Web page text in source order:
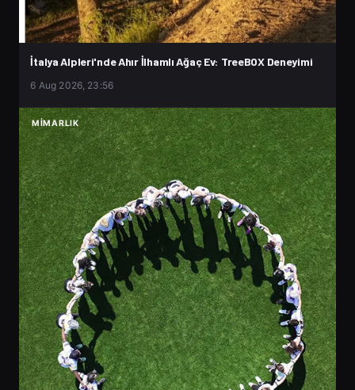
İtalya Alpleri'nde Ahır İlhamlı Ağaç Ev: TreeBOX Deneyimi
6 Aug 2026, 23:56
MIMARLIK